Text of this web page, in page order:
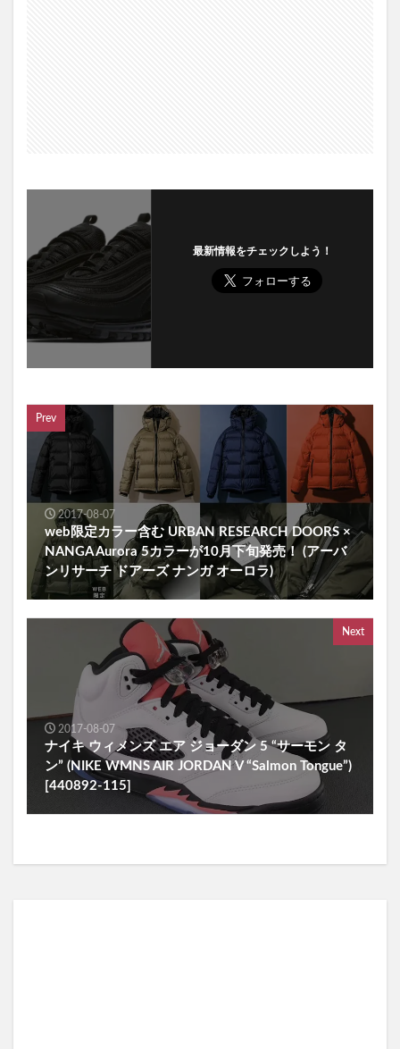
最新情報をチェックしよう！
Prev
2017-08-07
web限定カラー含む URBAN RESEARCH DOORS ×
NANGA Aurora 5カラーが10月下旬発売！ (アーバ
ンリサーチ ドアーズ ナンガ オーロラ)
Next
2017-08-07
ナイキ ウィメンズ エア ジョーダン 5 “サーモン タ
ン” (NIKE WMNS AIR JORDAN V “Salmon Tongue”)
[440892-115]